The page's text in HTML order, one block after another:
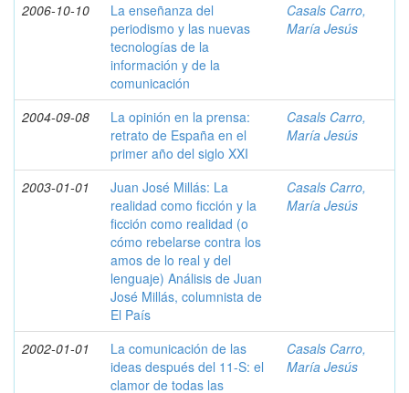
2006-10-10
La enseñanza del
periodismo y las nuevas
tecnologías de la
información y de la
comunicación
Casals Carro,
María Jesús
2004-09-08
La opinión en la prensa:
retrato de España en el
primer año del siglo XXI
Casals Carro,
María Jesús
2003-01-01
Juan José Millás: La
realidad como ficción y la
ficción como realidad (o
cómo rebelarse contra los
amos de lo real y del
lenguaje) Análisis de Juan
José Millás, columnista de
El País
Casals Carro,
María Jesús
2002-01-01
La comunicación de las
ideas después del 11-S: el
clamor de todas las
Casals Carro,
María Jesús